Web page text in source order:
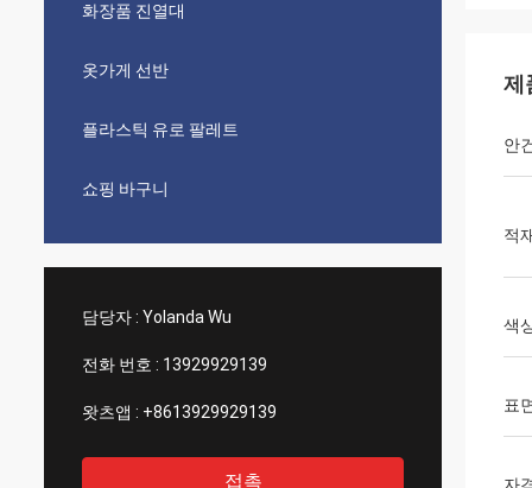
화장품 진열대
옷가게 선반
플라스틱 유로 팔레트
쇼핑 바구니
담당자 : Yolanda Wu
전화 번호 : 13929929139
왓츠앱 : +8613929929139
접촉
제
안
적
색
표